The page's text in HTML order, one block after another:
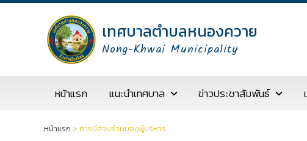
เทศบาลตำบลหนองควาย
Nong-Khwai Municipality
หน้าแรก แนะนำเทศบาล ข่าวประชาสัมพันธ์
หน้าแรก > การมีส่วนร่วมของผู้บริหาร